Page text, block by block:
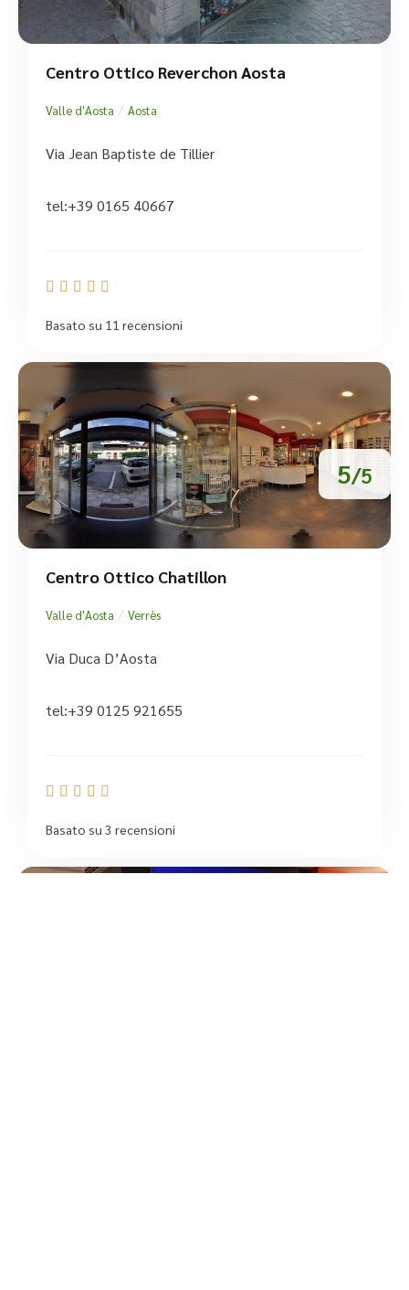
Centro Ottico Reverchon Aosta
Valle d'Aosta / Aosta
Via Jean Baptiste de Tillier
tel:+39 0165 40667
    
Basato su 11 recensioni
5/5
Centro Ottico Chatillon
Valle d'Aosta / Verrès
Via Duca D’Aosta
tel:+39 0125 921655
    
Basato su 3 recensioni